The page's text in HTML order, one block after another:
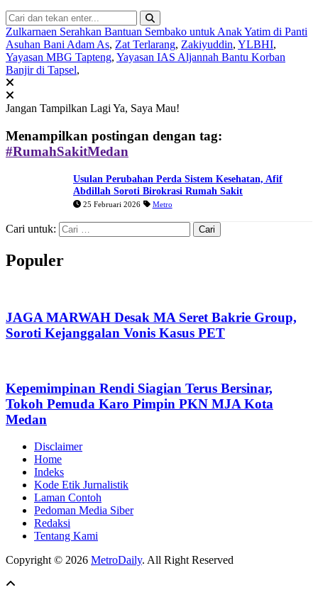
Zulkarnaen Serahkan Bantuan Sembako untuk Anak Yatim di Panti
Asuhan Bani Adam As, Zat Terlarang, Zakiyuddin, YLBHI,
Yayasan MBG Tapteng, Yayasan IAS Aljannah Bantu Korban
Banjir di Tapsel,
Jangan Tampilkan Lagi Ya, Saya Mau!
Menampilkan postingan dengan tag:
#RumahSakitMedan
Usulan Perubahan Perda Sistem Kesehatan, Afif
Abdillah Soroti Birokrasi Rumah Sakit
25 Februari 2026 Metro
Cari untuk:
Populer
JAGA MARWAH Desak MA Seret Bakrie Group,
Soroti Kejanggalan Vonis Kasus PET
Kepemimpinan Rendi Siagian Terus Bersinar,
Tokoh Pemuda Karo Pimpin PKN MJA Kota
Medan
Disclaimer
Home
Indeks
Kode Etik Jurnalistik
Laman Contoh
Pedoman Media Siber
Redaksi
Tentang Kami
Copyright © 2026 MetroDaily. All Right Reserved